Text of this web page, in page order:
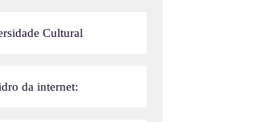
Cultural
da internet: